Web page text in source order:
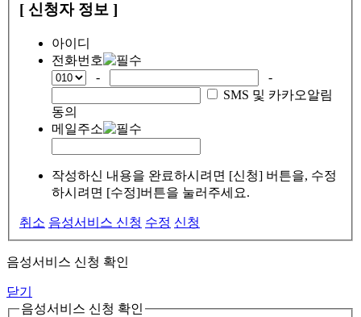
[ 신청자 정보 ]
아이디
전화번호
-
-
SMS 및 카카오알림
동의
메일주소
작성하신 내용을 완료하시려면 [신청] 버튼을, 수정
하시려면 [수정]버튼을 눌러주세요.
취소 음성서비스 신청 수정 신청
음성서비스 신청 확인
닫기
음성서비스 신청 확인